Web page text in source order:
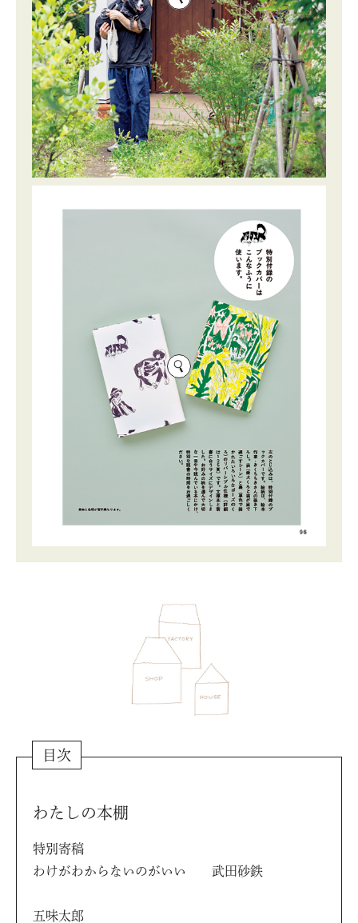
目次
わたしの本棚
特別寄稿
わけがわからないのがいい 武田砂鉄
五味太郎